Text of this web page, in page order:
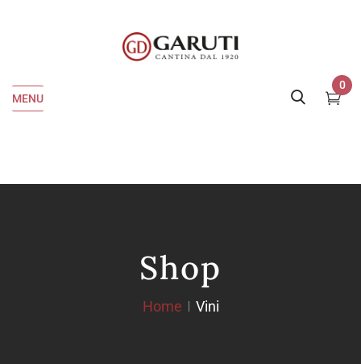
MENU
0
Shop
Home Vini